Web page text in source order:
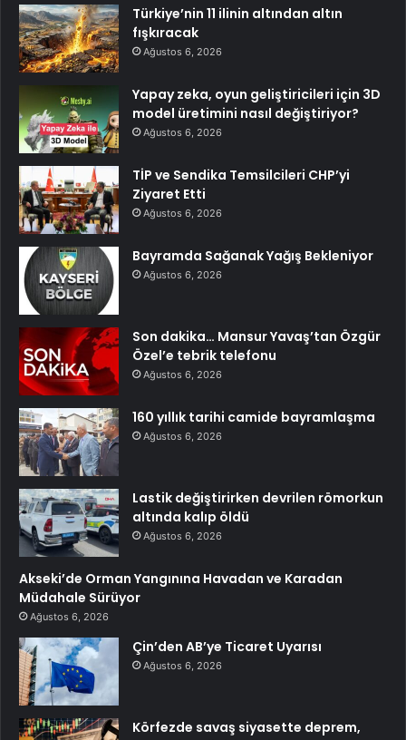
Türkiye’nin 11 ilinin altından altın
fışkıracak
Ağustos 6, 2026
Yapay zeka, oyun geliştiricileri için 3D
model üretimini nasıl değiştiriyor?
Ağustos 6, 2026
TİP ve Sendika Temsilcileri CHP’yi
Ziyaret Etti
Ağustos 6, 2026
Bayramda Sağanak Yağış Bekleniyor
Ağustos 6, 2026
Son dakika… Mansur Yavaş’tan Özgür
Özel’e tebrik telefonu
Ağustos 6, 2026
160 yıllık tarihi camide bayramlaşma
Ağustos 6, 2026
Lastik değiştirirken devrilen römorkun
altında kalıp öldü
Ağustos 6, 2026
Akseki’de Orman Yangınına Havadan ve Karadan
Müdahale Sürüyor
Ağustos 6, 2026
Çin’den AB’ye Ticaret Uyarısı
Ağustos 6, 2026
Körfezde savaş siyasette deprem,